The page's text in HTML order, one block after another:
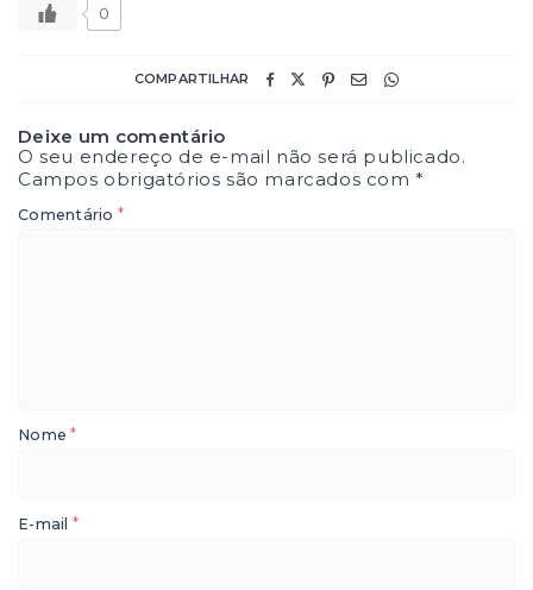
0
COMPARTILHAR
Deixe um comentário
O seu endereço de e-mail não será publicado.
Campos obrigatórios são marcados com*
Comentário *
Nome*
E-mail *